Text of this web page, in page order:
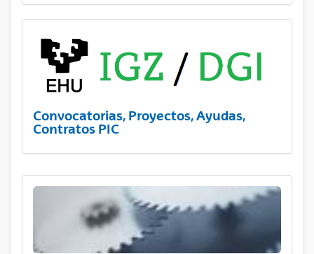
Convocatorias, Proyectos, Ayudas,
Contratos PIC